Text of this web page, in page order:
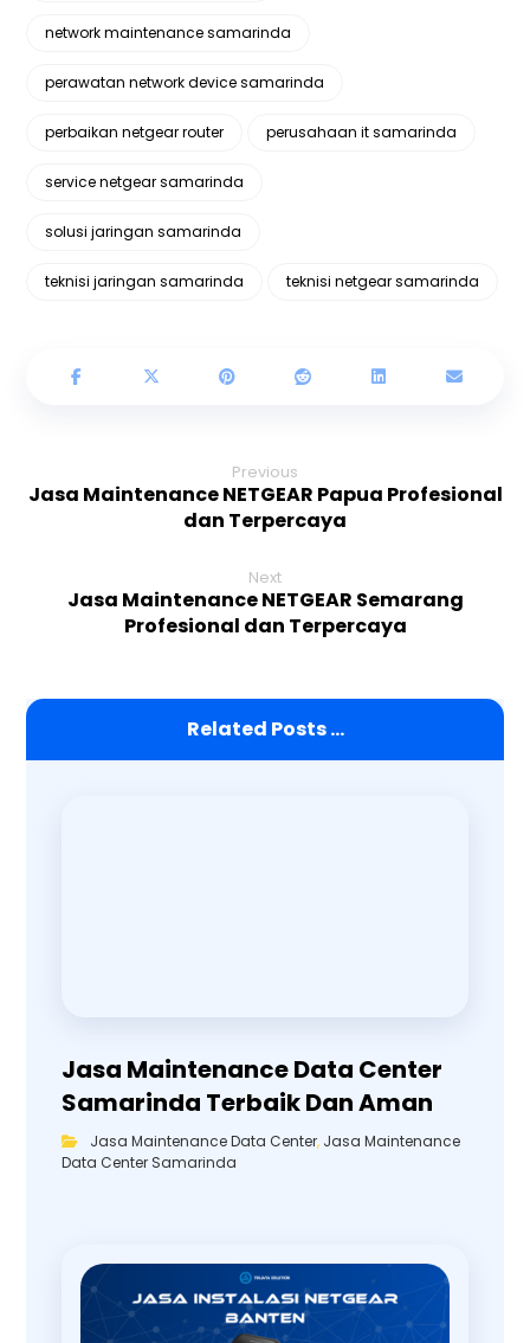
network maintenance samarinda
perawatan network device samarinda
perbaikan netgear router perusahaan it samarinda
service netgear samarinda
solusi jaringan samarinda
teknisi jaringan samarinda teknisi netgear samarinda
Previous
Jasa Maintenance NETGEAR Papua Profesional
dan Terpercaya
Next
Jasa Maintenance NETGEAR Semarang
Profesional dan Terpercaya
Related Posts ...
Jasa Maintenance Data Center
Samarinda Terbaik Dan Aman
Jasa Maintenance Data Center, Jasa Maintenance
Data Center Samarinda